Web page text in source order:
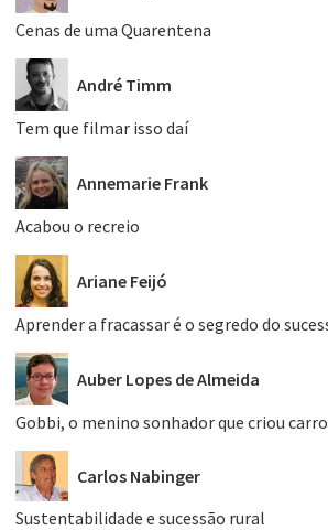
Cenas de uma Quarentena
André Timm
Tem que filmar isso daí
Annemarie Frank
Acabou o recreio
Ariane Feijó
Aprender a fracassar é o segredo do
Auber Lopes de Almeida
Gobbi, o menino sonhador que criou
Carlos Nabinger
Sustentabilidade e sucessão rural